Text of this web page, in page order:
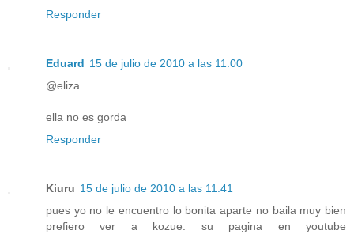
Responder
Eduard 15 de julio de 2010 a las 11:00
@eliza
ella no es gorda
Responder
Kiuru 15 de julio de 2010 a las 11:41
pues yo no le encuentro lo bonita aparte no baila muy bien
prefiero ver a kozue. su pagina en youtube